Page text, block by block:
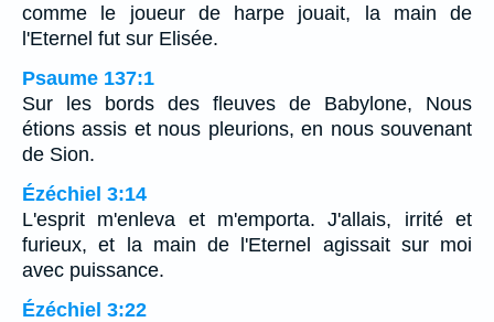
comme le joueur de harpe jouait, la main de
l'Eternel fut sur Elisée.
Psaume 137:1
Sur les bords des fleuves de Babylone, Nous
étions assis et nous pleurions, en nous souvenant
de Sion.
Ézéchiel 3:14
L'esprit m'enleva et m'emporta. J'allais, irrité et
furieux, et la main de l'Eternel agissait sur moi
avec puissance.
Ézéchiel 3:22